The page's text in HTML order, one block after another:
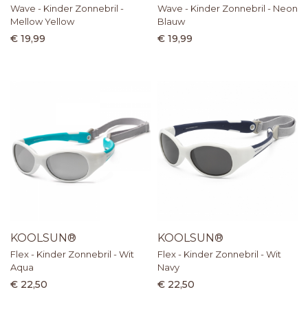
Wave - Kinder Zonnebril -
Mellow Yellow
€ 19,99
Wave - Kinder Zonnebril - Neon
Blauw
€ 19,99
KOOLSUN®
Flex - Kinder Zonnebril - Wit
Aqua
€ 22,50
KOOLSUN®
Flex - Kinder Zonnebril - Wit
Navy
€ 22,50